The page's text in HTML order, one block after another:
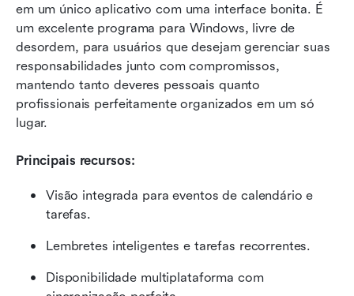
em um único aplicativo com uma interface bonita. É
um excelente programa para Windows, livre de
desordem, para usuários que desejam gerenciar suas
responsabilidades junto com compromissos,
mantendo tanto deveres pessoais quanto
profissionais perfeitamente organizados em um só
lugar.
Principais recursos:
Visão integrada para eventos de calendário e
tarefas.
Lembretes inteligentes e tarefas recorrentes.
Disponibilidade multiplataforma com